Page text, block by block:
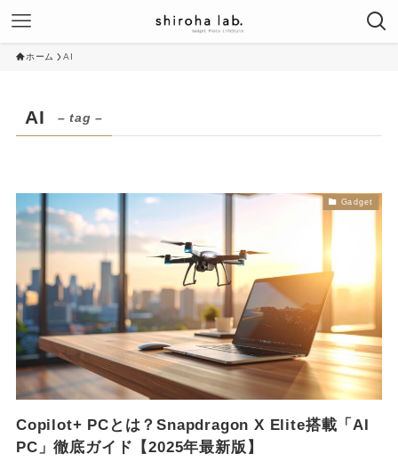
ホーム AI
AI – tag –
Gadget
Copilot+ PCとは？Snapdragon X Elite搭載「AI
PC」徹底ガイド【2025年最新版】